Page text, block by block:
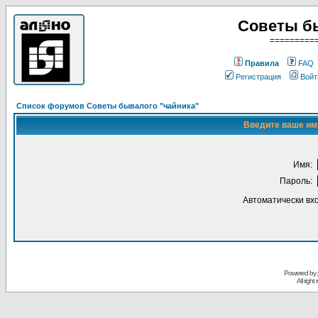
Советы
Правила
FAQ
Регистрация
Список форумов Советы бывалого "чайника"
Введите ваше
Имя:
Пароль:
Автоматически
Powered
All right